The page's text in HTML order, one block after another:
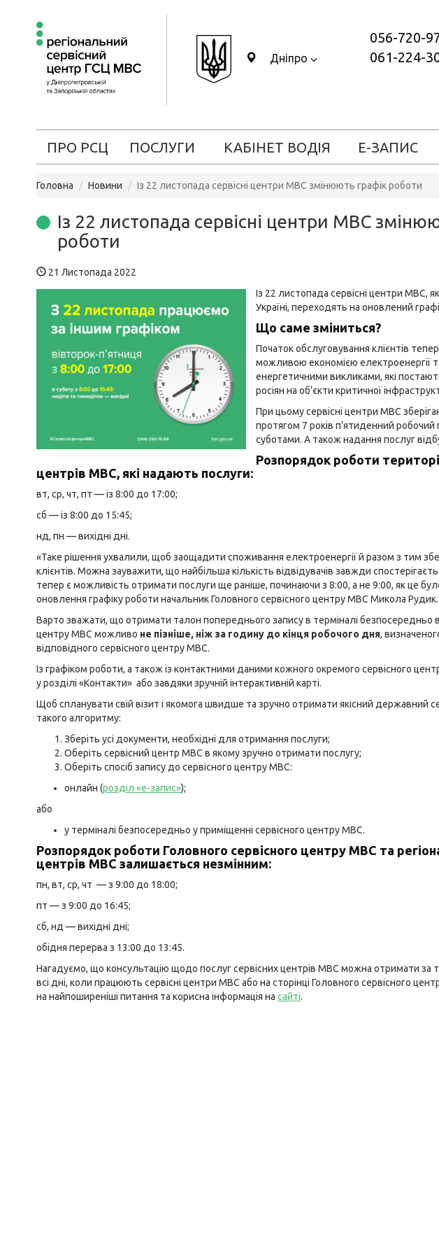
Дніпро
056-720-
061-224-
ПРО РСЦ ПОСЛУГИ КАБІНЕТ ВОДІЯ Е-ЗАПИС
Головна Новини Із 22 листопада сервісні центри МВС змінюють графік роботи
Із 22 листопада сервісні центри МВС
роботи
21 Листопада 2022
Із 22 листопада сервісні центри МВС,
Україні, переходять на оновлений
Що саме зміниться?
Початок обслуговування клієнтів тепер
можливою економією електроенергії
енергетичними викликами, які
росіян на об’єкти критичної
При цьому сервісні центри МВС
протягом 7 років п’ятиденний робочий
суботами. А також надання послуг
Розпорядок роботи
центрів МВС, які надають послуги:
вт, ср, чт, пт — із 8:00 до 17:00;
сб — із 8:00 до 15:45;
нд, пн — вихідні дні.
«Таке рішення ухвалили, щоб заощадити споживання електроенергії й разом з тим
клієнтів. Можна зауважити, що найбільша кількість відвідувачів завжди
тепер є можливість отримати послуги ще раніше, починаючи з 8:00, а не 9:00, як це
оновлення графіку роботи начальник Головного сервісного центру МВС Микола Рудик.
Варто зважати, що отримати талон попереднього запису в терміналі безпосередньо в
центру МВС можливо не пізніше, ніж за годину до кінця робочого дня,
відповідного сервісного центру МВС.
Із графіком роботи, а також із контактними даними кожного окремого сервісного
урозділі «Контакти» або завдяки зручній інтерактивній карті.
Щоб спланувати свій візит і якомога швидше та зручно отримати якісний державний
такого алгоритму:
Зберіть усі документи, необхідні для отримання послуги;
Оберіть сервісний центр МВС в якому зручно отримати послугу;
Оберіть спосіб запису до сервісного центру МВС:
онлайн (розділ «е-запис»);
або
у терміналі безпосередньо у приміщенні сервісного центру МВС.
Розпорядок роботи Головного сервісного центру МВС та
центрів МВС залишається незмінним:
пн, вт, ср, чт — з 9:00 до 18:00;
пт — з 9:00 до 16:45;
сб, нд — вихідні дні;
обідня перерва з 13:00 до 13:45.
Нагадуємо, що консультацію щодо послуг сервісних центрів МВС можна отримати за
всі дні, коли працюють сервісні центри МВС або на сторінці Головного сервісного
на найпоширеніші питання та корисна інформація на сайті.